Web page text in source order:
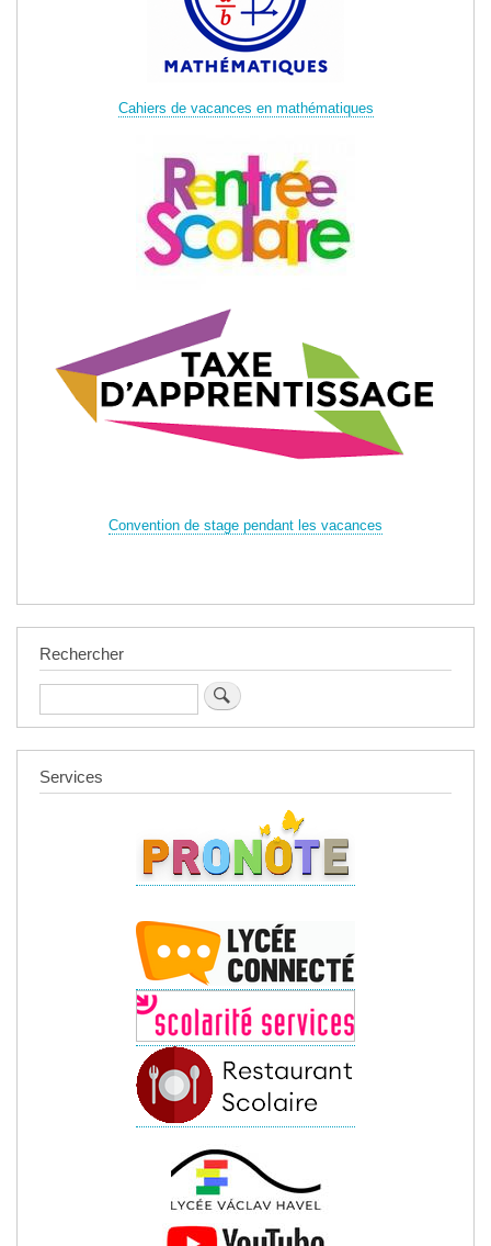
Cahiers de vacances en mathématiques
Convention de stage pendant les vacances
Rechercher
Rechercher
Services